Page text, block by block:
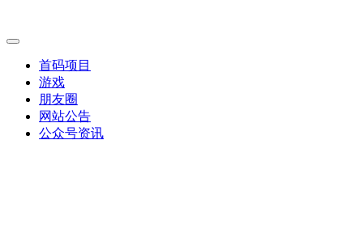
首码项目
游戏
朋友圈
网站公告
公众号资讯